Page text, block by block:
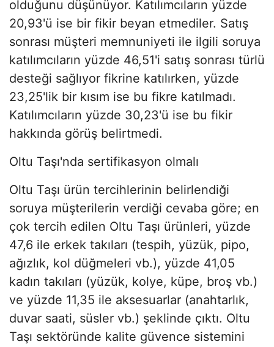
olduğunu düşünüyor. Katılımcıların yüzde
20,93'ü ise bir fikir beyan etmediler. Satış
sonrası müşteri memnuniyeti ile ilgili soruya
katılımcıların yüzde 46,51'i satış sonrası türlü
desteği sağlıyor fikrine katılırken, yüzde
23,25'lik bir kısım ise bu fikre katılmadı.
Katılımcıların yüzde 30,23'ü ise bu fikir
hakkında görüş belirtmedi.
Oltu Taşı'nda sertifikasyon olmalı
Oltu Taşı ürün tercihlerinin belirlendiği
soruya müşterilerin verdiği cevaba göre; en
çok tercih edilen Oltu Taşı ürünleri, yüzde
47,6 ile erkek takıları (tespih, yüzük, pipo,
ağızlık, kol düğmeleri vb.), yüzde 41,05
kadın takıları (yüzük, kolye, küpe, broş vb.)
ve yüzde 11,35 ile aksesuarlar (anahtarlık,
duvar saati, süsler vb.) şeklinde çıktı. Oltu
Taşı sektöründe kalite güvence sistemini